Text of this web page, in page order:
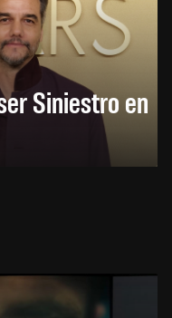
Siniestro en